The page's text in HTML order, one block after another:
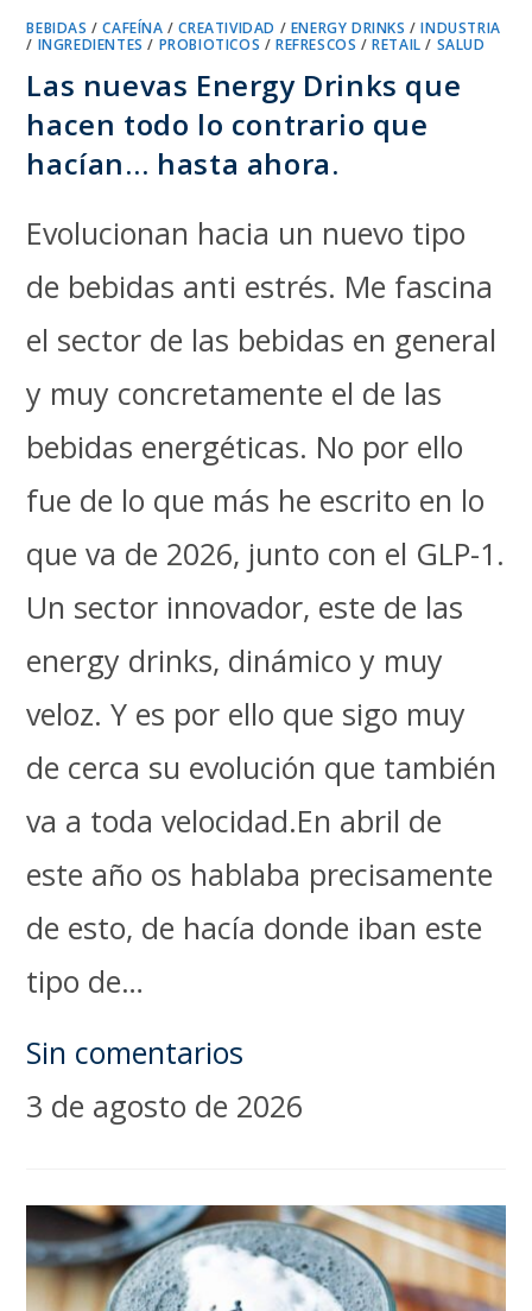
BEBIDAS /CAFEÍNA /CREATIVIDAD / ENERGY DRINKS /INDUSTRIA
/ INGREDIENTES / PROBIOTICOS /REFRESCOS /RETAIL / SALUD
Las nuevas Energy Drinks que
hacen todo lo contrario que
hacían… hasta ahora.
Evolucionan hacia un nuevo tipo
de bebidas anti estrés. Me fascina
el sector de las bebidas en general
y muy concretamente el de las
bebidas energéticas. No por ello
fue de lo que más he escrito en lo
que va de 2026, junto con el GLP-1.
Un sector innovador, este de las
energy drinks, dinámico y muy
veloz. Y es por ello que sigo muy
de cerca su evolución que también
va a toda velocidad.En abril de
este año os hablaba precisamente
de esto, de hacía donde iban este
tipo de…
Sin comentarios
3 de agosto de 2026